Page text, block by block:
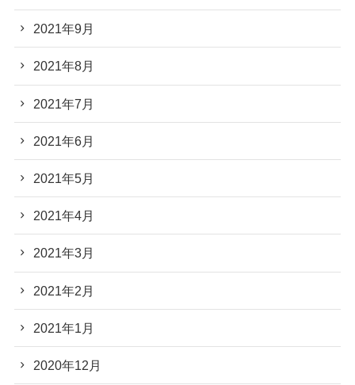
2021年9月
2021年8月
2021年7月
2021年6月
2021年5月
2021年4月
2021年3月
2021年2月
2021年1月
2020年12月